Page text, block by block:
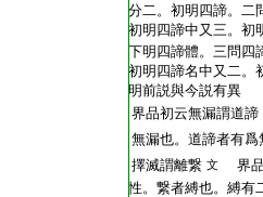
分二。初明四諦。二
初明四諦中又三。初
下明四諦體。三問四
初明四諦名中又二。
明前説與今説有異
界品初云無漏謂道諦
無漏也。道諦者有爲
擇滅謂離繋 文
界
性。繋者縛也。縛有